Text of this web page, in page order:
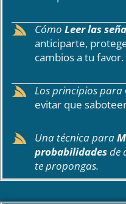
CómoLeer las
anticiparte,
cambios a tu favor.
Los principios para
evitar que
Una técnica para
probabilidadesde
te propongas.